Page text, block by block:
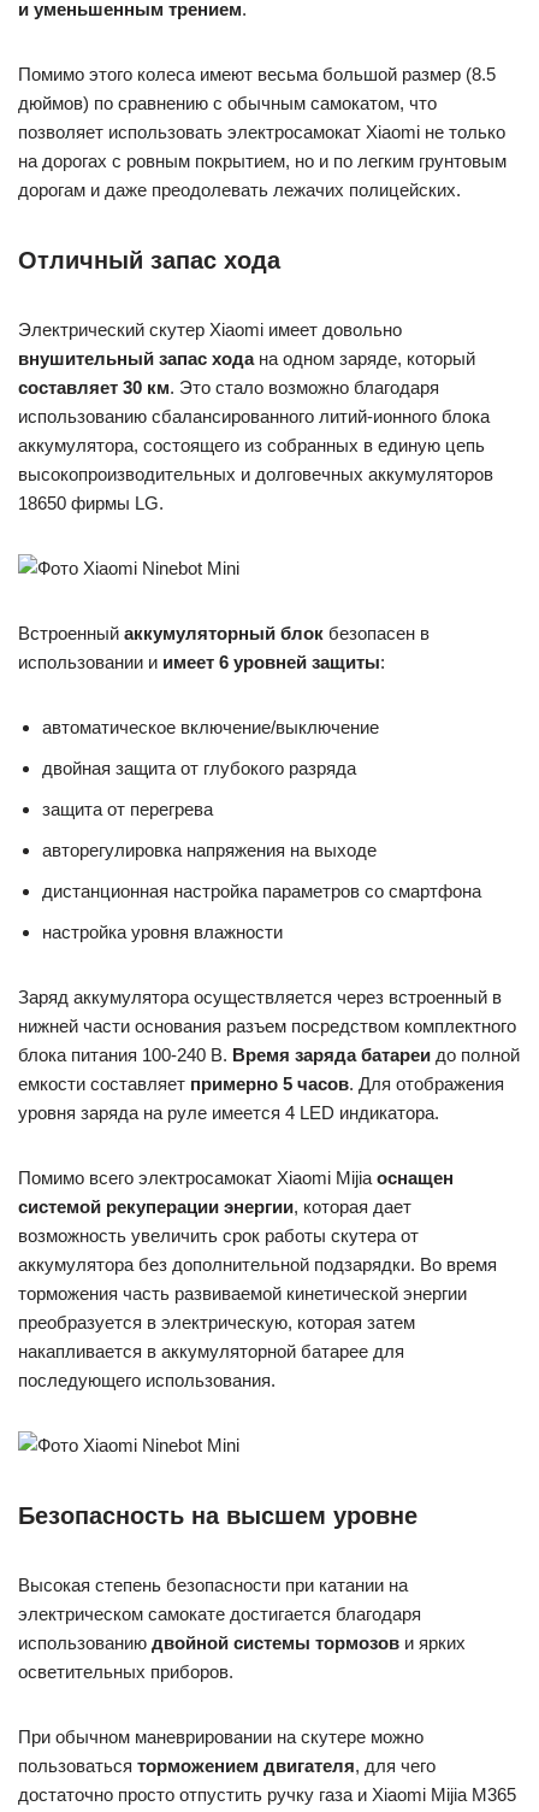
и уменьшенным трением.
Помимо этого колеса имеют весьма большой размер (8.5
дюймов) по сравнению с обычным самокатом, что
позволяет использовать электросамокат Xiaomi не только
на дорогах с ровным покрытием, но и по легким грунтовым
дорогам и даже преодолевать лежачих полицейских.
Отличный запас хода
Электрический скутер Xiaomi имеет довольно
внушительный запас ходана одном заряде, который
составляет 30 км. Это стало возможно благодаря
использованию сбалансированного литий-ионного блока
аккумулятора, состоящего из собранных в единую цепь
высокопроизводительных и долговечных аккумуляторов
18650 фирмы LG.
Встроенный аккумуляторный блок безопасен в
использовании и имеет 6 уровней защиты:
автоматическое включение/выключение
двойная защита от глубокого разряда
защита от перегрева
авторегулировка напряжения на выходе
дистанционная настройка параметров со смартфона
настройка уровня влажности
Заряд аккумулятора осуществляется через встроенный в
нижней части основания разъем посредством комплектного
блока питания 100-240 В. Время заряда батареи до полной
емкости составляет примерно 5 часов. Для отображения
уровня заряда на руле имеется 4 LED индикатора.
Помимо всего электросамокат Xiaomi Mijia оснащен
системой рекуперации энергии, которая дает
возможность увеличить срок работы скутера от
аккумулятора без дополнительной подзарядки. Во время
торможения часть развиваемой кинетической энергии
преобразуется в электрическую, которая затем
накапливается в аккумуляторной батарее для
последующего использования.
Безопасность на высшем уровне
Высокая степень безопасности при катании на
электрическом самокате достигается благодаря
использованию двойной системы тормозов и ярких
осветительных приборов.
При обычном маневрировании на скутере можно
пользоваться торможением двигателя, для чего
достаточно просто отпустить ручку газа и Xiaomi Mijia M365